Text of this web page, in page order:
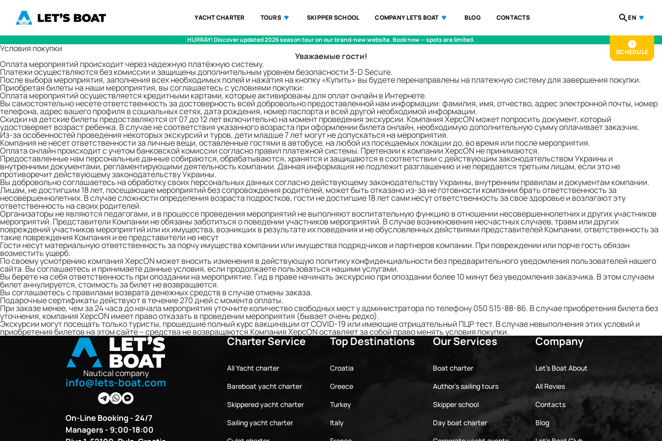
YACHT CHARTER TOURS SKIPPER SCHOOL COMPANY LET'S BOAT BLOG CONTACTS EN
HURRAY!Discover updated2026 season touron our brand-new website. Book now — spots are limited.
SCHEDULE
Условия покупки
Уважаемые гости!
Оплата мероприятий происходит через надежную платёжную систему.
Платежи осуществляются без комиссии и защищены дополнительным уровнем безопасности 3-D Secure.
После выбора мероприятия, заполнения всех необходимых полей и нажатия на кнопку «Купить» вы будете перенаправлены на платежную систему для завершения покупки.
Приобретая билеты на наши мероприятия, вы соглашаетесь с условиями покупки:
Оплата мероприятий осуществляется кредитными картами, которые активированы для оплат онлайн в Интернете.
Вы самостоятельно несете ответственность за достоверность всей добровольно предоставленной нам информации: фамилия, имя, отчество, адрес электронной почты, номер
телефона, адрес вашего профиля в социальных сетях, дата рождения, номер паспорта и всей другой необходимой информации.
Скидки на детские билеты предоставляются от 07 до 12 лет включительно на момент проведения экскурсии. Компания ХерсON может попросить документ, который
удостоверяет возраст ребенка. В случае не соответствия указанного возраста при оформлении билета онлайн, необходимую дополнительную сумму оплачивает заказчик.
Из-за особенностей проведения некоторых экскурсий и туров, дети младше 7 лет могут не допускаться на мероприятия.
Компания не несет ответственности за личные вещи, оставленные гостями в автобусе, на любой из посещаемых локации до, во время или после мероприятия.
Оплата онлайн происходит с учетом банковской комиссии согласно правил платежной системы. Претензии к компании ХерсON не принимаются.
Предоставленные нам персональные данные собираются, обрабатываются, хранятся и защищаются в соответствии с действующим законодательством Украины и
внутренними документами, регламентирующими деятельность компании. Данная информация не подлежит разглашению и не передается третьим лицам, если это не
противоречит действующему законодательству Украины.
Вы добровольно соглашаетесь на обработку своих персональных данных согласно действующему законодательству Украины, внутренним правилам и документам компании.
Лицам, не достигшим 18 лет, посещающие мероприятий без сопровождения родителей, может быть отказано из-за не готовности компании брать ответственность за
несовершеннолетних. В случае сложности определения возраста подростков, гости не достигшие 18 лет сами несут ответственность за свое здоровье и возлагают эту
ответственность на своих родителей.
Организаторы не являются педагогами, и в процессе проведения мероприятий не выполняют воспитательную функцию в отношении несовершеннолетних и других участников
мероприятий. Представители Компании не обязаны заботиться о поведении участников мероприятий. В случае возникновения несчастных случаев, травм или других
повреждений участников мероприятий или их имущества, возникших в результате их поведения и не обусловленных действиями представителей Компании, ответственность за
такие повреждения Компания и ее представители не несут
Гости несут материальную ответственность за порчу имущества компании или имущества подрядчиков и партнеров компании. При повреждении или порче гость обязан
возместить ущерб.
По своему усмотрению компания ХерсON может вносить изменения в действующую политику конфиденциальностибез предварительного уведомления пользователей нашего
сайта. Вы соглашаетесь и принимаете данные условия, если продолжаете пользоваться нашими услугами.
Вы берете на себя ответственность при опоздании на мероприятие. Гид в праве начинать экскурсию при опоздании более 10 минут без уведомления заказчика. В этом случаем
билет аннулируется, стоимость за билет не возвращается.
Вы соглашаетесь с правилами возвратаденежных средств в случае отмены заказа.
Подарочные сертификаты действуют в течение 270 дней с момента оплаты.
При заказе менее, чем за 24 часа до начала мероприятия уточните количество свободных мест у администратора по телефону 050 515-88-86​. В случае приобретения билета без
уточнения, компания ХерсON имеет право отказать в проведении мероприятия (бывает очень редко).
Экскурсии могут посещать только туристы, прошедшие полный курс вакцинации от COVID-19 или имеющие отрицательный ПЦР тест. В случае невыполнения этих условий и
приобретения билетов на этом сайте – средства не возвращаются.Компания ХерсON оставляет за собой право менять условия покупки.
Nautical company
info@lets-boat.com
On-Line Booking - 24/7
Managers - 9;00-18:00
Charter Service
All Yacht charter
Bareboat yacht charter
Skippered yacht charter
Sailing yacht charter
Top Destinations
Croatia
Greece
Turkey
Italy
Our Services
Boat charter
Author's sailing tours
Skipper school
Day boat charter
Company
Let's Boat About
All Revies
Contacts
Blog